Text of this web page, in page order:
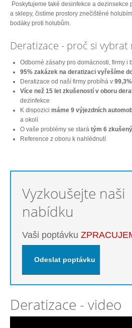
Poskytujeme také desinfekce a dezinsekce
a sklepy, čistíme prostory znečištěné
bodáky proti holubům.
Deratizace - proč si vybrat
Odborné zásahy pro domácnosti, firmy i
95% zakázek na deratizaci vyřešíme
Deratizace od naší firmy probíhá v
Více než 15 let zkušeností v oboru
dezinfekce
K dispozici máme 9 výjezdních
a okolí
O vaše problémy se stará tým 6
Reference z oboru k nahlédnutí
Vyzkoušejte naši
nabídku
Vaši poptávku
Deratizace - video